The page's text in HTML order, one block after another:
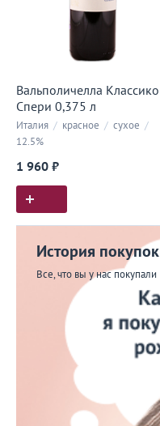
Вальполичелла Классико
Спери 0,375 л
Италия / красное / сухое /
12.5%
1 960 ₽
История покупок
Все, что вы у нас покупали